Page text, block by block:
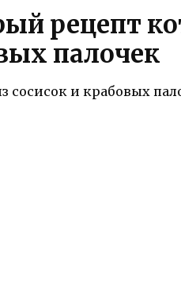
рецепт
палочек
сосисок и крабовых